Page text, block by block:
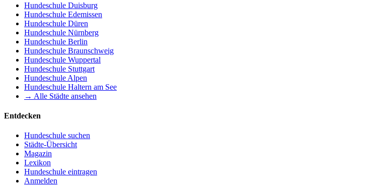
Hundeschule Duisburg
Hundeschule Edemissen
Hundeschule Düren
Hundeschule Nürnberg
Hundeschule Berlin
Hundeschule Braunschweig
Hundeschule Wuppertal
Hundeschule Stuttgart
Hundeschule Alpen
Hundeschule Haltern am See
→ Alle Städte ansehen
Entdecken
Hundeschule suchen
Städte-Übersicht
Magazin
Lexikon
Hundeschule eintragen
Anmelden